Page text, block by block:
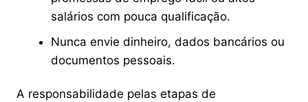
salários com pouca qualificação.
Nunca envie dinheiro, dados bancários ou
documentos pessoais.
A responsabilidade pelas etapas de